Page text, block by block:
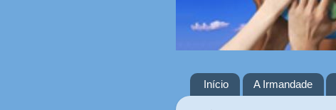
Início A Irmandade